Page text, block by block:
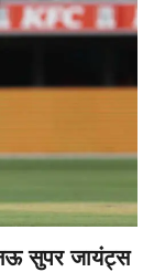
सुपर जायंट्स